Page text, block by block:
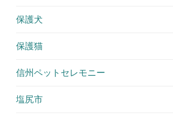
保護犬
保護猫
信州ペットセレモニー
塩尻市